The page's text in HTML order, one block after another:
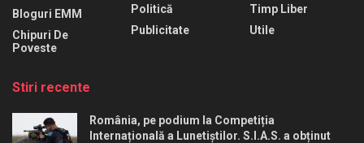
Bloguri EMM
Chipuri De
Poveste
Politică
Publicitate
Timp Liber
Utile
Stiri recente
România, pe podium la Competiția
Internațională a Lunetiștilor. S.I.A.S. a obținut